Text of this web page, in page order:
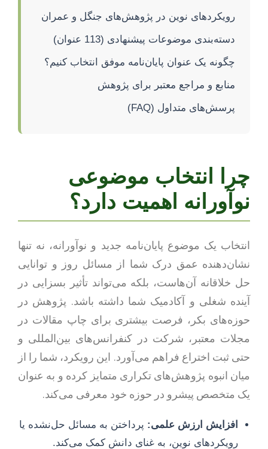
رویکردهای نوین در پژوهش‌های جنگل و عمران
دسته‌بندی موضوعات پیشنهادی (113 عنوان)
چگونه یک عنوان پایان‌نامه موفق انتخاب کنیم؟
منابع و مراجع معتبر برای پژوهش
پرسش‌های متداول (FAQ)
چرا انتخاب موضوعی
نوآورانه اهمیت دارد؟
انتخاب یک موضوع پایان‌نامه جدید و نوآورانه، نه تنها
نشان‌دهنده عمق درک شما از مسائل روز و توانایی
حل خلاقانه آن‌هاست، بلکه می‌تواند تأثیر بسزایی در
آینده شغلی و آکادمیک شما داشته باشد. پژوهش در
حوزه‌های بکر، فرصت بیشتری برای چاپ مقالات در
مجلات معتبر، شرکت در کنفرانس‌های بین‌المللی و
حتی ثبت اختراع فراهم می‌آورد. این رویکرد، شما را از
میان انبوه پژوهش‌های تکراری متمایز کرده و به عنوان
یک متخصص پیشرو در حوزه خود معرفی می‌کند.
افزایش ارزش علمی: پرداختن به مسائل حل‌نشده یا
رویکردهای نوین، به غنای دانش کمک می‌کند.